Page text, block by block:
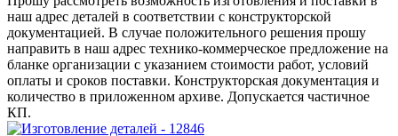
наш адрес деталей в соответствии с конструкторской
документацией. В случае положительного решения прошу
направить в наш адрес технико-коммерческое предложение на
бланке организации с указанием стоимости работ, условий
оплаты и сроков поставки. Конструкторская документация и
количество в приложенном архиве. Допускается частичное
КП.